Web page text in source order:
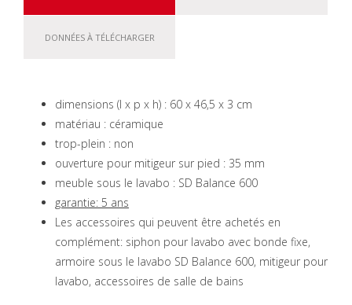
DONNÉES À TÉLÉCHARGER
dimensions (l x p x h) : 60 x 46,5 x 3 cm
matériau : céramique
trop-plein : non
ouverture pour mitigeur sur pied : 35 mm
meuble sous le lavabo : SD Balance 600
garantie: 5 ans
Les accessoires qui peuvent être achetés en
complément: siphon pour lavabo avec bonde fixe,
armoire sous le lavabo SD Balance 600, mitigeur pour
lavabo, accessoires de salle de bains